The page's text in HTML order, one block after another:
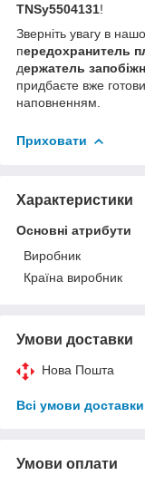
TNSy5504131!
Зверніть увагу в
передохранитель
держатель
придбаєте вже
наповненням.
Приховати
Характеристики
Основні атрибути
Виробник
Країна виробник
Умови доставки
Нова Пошта
Всі умови доставки
Умови оплати